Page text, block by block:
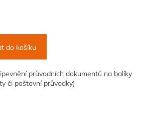
do košíku
průvodních dokumentů na balíky
či poštovní průvodky)